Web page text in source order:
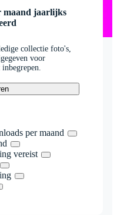
maand jaarlijks
collectie foto's,
voor
per maand
vereist